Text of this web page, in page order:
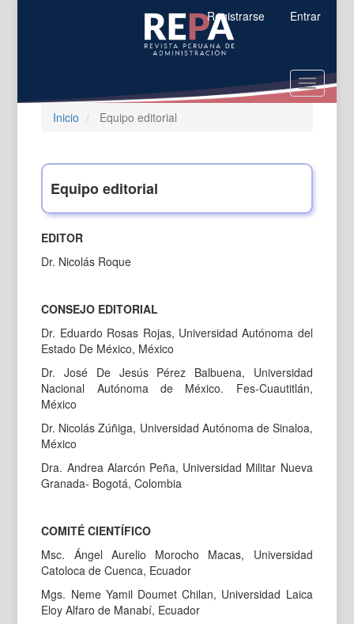
página
Navegación
principal
Barra
lateral
Registrarse Entrar
Toggle
Inicio
Equipo editorial
Equipo editorial
EDITOR
Dr. Nicolás Roque
CONSEJO EDITORIAL
Dr. Eduardo Rosas Rojas, Universidad Autónoma del
Estado De México, México
Dr. José De Jesús Pérez Balbuena, Universidad
Nacional Autónoma de México. Fes-Cuautitlán,
México
Dr. Nicolás Zúñiga, Universidad Autónoma de Sinaloa,
México
Dra. Andrea Alarcón Peña, Universidad Militar Nueva
Granada- Bogotá, Colombia
COMITÉ CIENTÍFICO
Msc. Ángel Aurelio Morocho Macas, Universidad
Catoloca de Cuenca, Ecuador
Mgs. Neme Yamil Doumet Chilan, Universidad Laica
Eloy Alfaro de Manabí, Ecuador